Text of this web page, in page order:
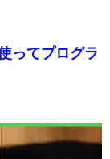
ってプログラ